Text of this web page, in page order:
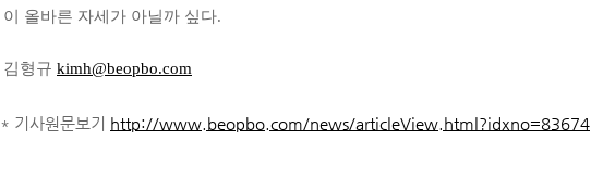
이 올바른 자세가 아닐까 싶다.
김형규 kimh@beopbo.com
* 기사원문보기 http://www.beopbo.com/news/articleView.html?idxno=83674